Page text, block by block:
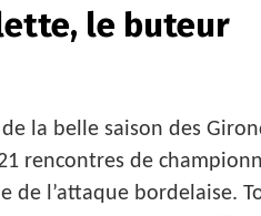
le buteur
la belle saison des
rencontres de
de l’attaque bordelaise.